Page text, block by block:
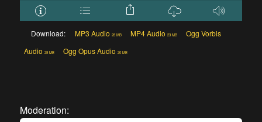
Download: MP3 Audio 28 MB MP4 Audio 23 MB
Ogg Vorbis
Audio 28 MB Ogg Opus Audio 20 MB
Moderation: